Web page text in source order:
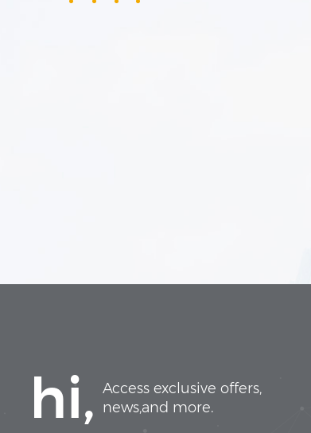
hi, Access exclusive offers,
news,and more.